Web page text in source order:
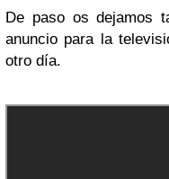
De paso os dejamos
anuncio para la
otro día.